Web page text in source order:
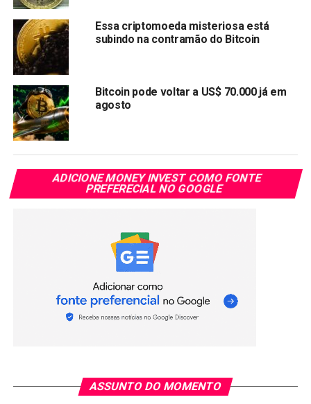
para apoiar a Ucrânia.
Compartilhar:
Copy
Link
WhatsApp
TÓPICOS RELACIONADOS:
PRÓXIMA:
NÃO PERCA:
Pool de mineração Ethereum interrompe todos os
Essa criptomoeda misteriosa está
subindo na contramão do Bitcoin
Bitcoin pode voltar a US$ 70.000 já em
agosto
ADICIONE MONEY INVEST COMO FONTE
PREFERECIAL NO GOOGLE
ASSUNTO DO MOMENTO